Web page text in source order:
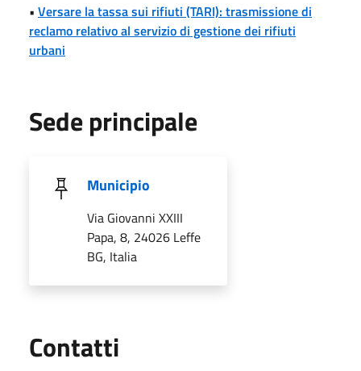
• Versare la tassa sui rifiuti (TARI): trasmissione di
reclamo relativo al servizio di gestione dei rifiuti
urbani
Sede principale
Municipio
Via Giovanni XXIII
Papa, 8, 24026 Leffe
BG, Italia
Contatti